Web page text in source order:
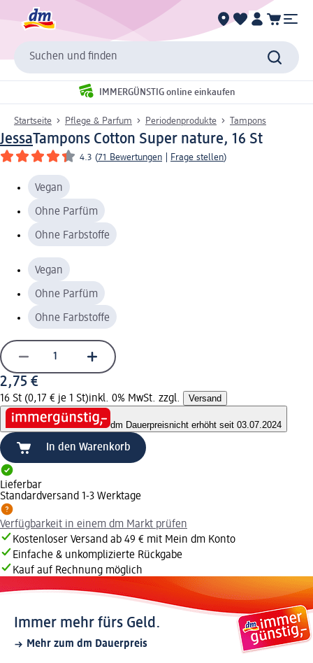
Suchen und finden
IMMERGÜNSTIG online einkaufen
Startseite Pflege & Parfum Periodenprodukte Tampons
JessaTampons Cotton Super nature, 16 St
4.3 (71 Bewertungen Frage stellen)
Vegan
Ohne Parfüm
Ohne Farbstoffe
Vegan
Ohne Parfüm
Ohne Farbstoffe
2,75 €
16 St (0,17 € je 1 St)inkl. 0% MwSt. zzgl. Versand
dm Dauerpreisnicht erhöht seit 03.07.2024
In den Warenkorb
Lieferbar
Standardversand 1-3 Werktage
Verfügbarkeit in einem dm Markt prüfen
Kostenloser Versand ab 49 € mit Mein dm Konto
Einfache & unkomplizierte Rückgabe
Kauf auf Rechnung möglich
Immer mehr fürs Geld.
Mehr zum dm Dauerpreis